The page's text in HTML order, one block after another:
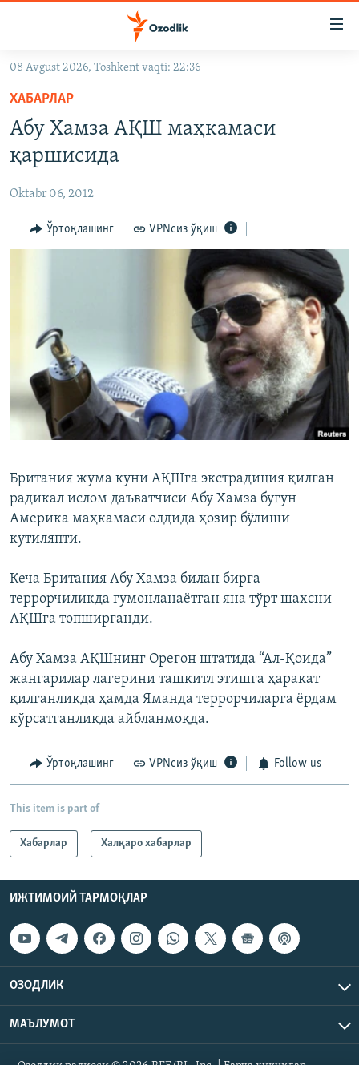
Асосий
навигацияга
ўтинг
Қидиришга
OZODVIDEO
OZODARXIV
На русском
ИЖТИМОИЙ ТАРМОҚЛАР
Озодлик бошқа тилларда
08 Avgust 2026, Toshkent vaqti: 22:36
ХАБАРЛАР
Абу Хамза АҚШ маҳкамаси
қаршисида
Oktabr 06, 2012
Ўртоқлашинг VPNсиз ўқиш
Британия жума куни АҚШга экстрадиция қилган
радикал ислом даъватчиси Абу Хамза бугун
Америка маҳкамаси олдида ҳозир бўлиши
кутиляпти.
Кеча Британия Абу Хамза билан бирга
террорчиликда гумонланаётган яна тўрт шахсни
АҚШга топширганди.
Абу Хамза АҚШнинг Орегон штатида “Ал-Қоида”
жангарилар лагерини ташкитл этишга ҳаракат
қилганликда ҳамда Яманда террорчиларга ёрдам
кўрсатганликда айбланмоқда.
Ўртоқлашинг VPNсиз ўқиш Follow us
This item is part of
Хабарлар Халқаро хабарлар
ИЖТИМОИЙ ТАРМОҚЛАР
ОЗОДЛИК
МАЪЛУМОТ
Озодлик радиоси © 2026 RFE/RL, Inc. | Барча ҳуқуқлар